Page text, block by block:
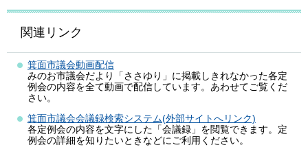
関連リンク
箕面市議会動画配信
みのお市議会だより「ささゆり」に掲載しきれなかった各定
例会の内容を全て動画で配信しています。あわせてご覧くだ
さい。
箕面市議会会議録検索システム(外部サイトへリンク)
各定例会の内容を文字にした「会議録」を閲覧できます。定
例会の詳細を知りたいときなどにご利用ください。